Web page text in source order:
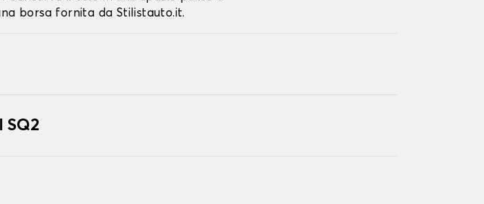
borsa fornita da Stilistauto.it.